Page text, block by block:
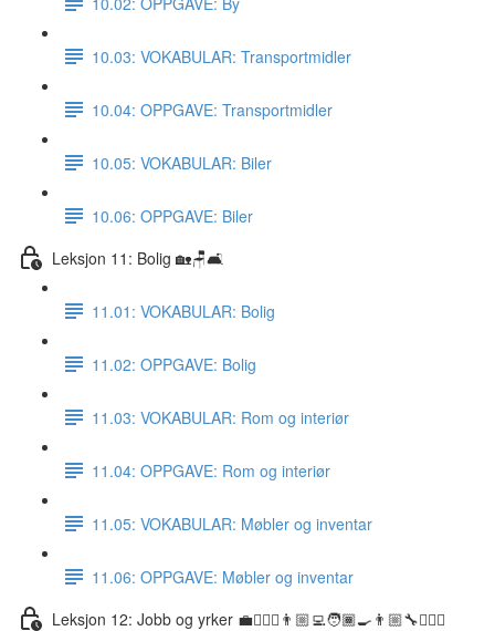
10.03: VOKABULAR: Transportmidler
10.04: OPPGAVE: Transportmidler
10.05: VOKABULAR: Biler
10.06: OPPGAVE: Biler
Leksjon 11: Bolig 🏡🪑🛋
11.01: VOKABULAR: Bolig
11.02: OPPGAVE: Bolig
11.03: VOKABULAR: Rom og interiør
11.04: OPPGAVE: Rom og interiør
11.05: VOKABULAR: Møbler og inventar
11.06: OPPGAVE: Møbler og inventar
Leksjon 12: Jobb og yrker 💼👷🏼‍♀️👨🏼‍💻🧑🏾‍🍳👨🏼‍🔧👩🏽‍⚕️